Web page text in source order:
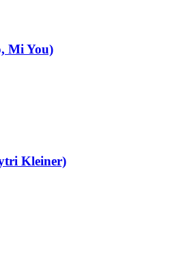
Mi You)
Kleiner)